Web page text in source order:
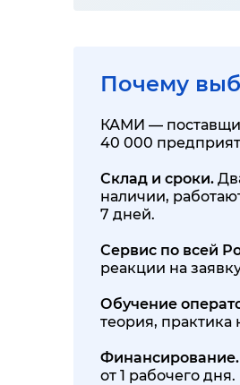
Почему
КАМИ —
40 000
Склад и сроки.
наличии,
7 дней.
Сервис по всей
реакции на
Обучение
теория, практика
Финансирование.
от 1 рабочего дня.